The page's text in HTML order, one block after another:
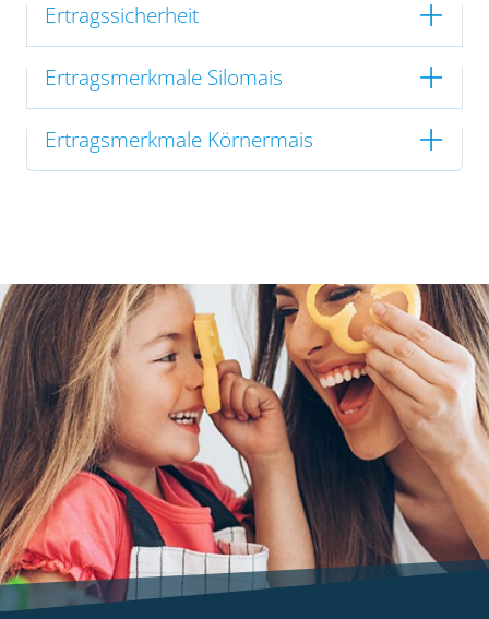
Ertragssicherheit
Ertragsmerkmale Silomais
Ertragsmerkmale Körnermais